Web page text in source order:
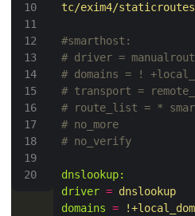
10
13
14
15
16
17
18
19
20
tc/exim4/
#smarthost:
# driver =
# domains = !
# transport =
# route_list = *
# no_more
# no_verify
dnslookup:
driver = dnslookup
domains =